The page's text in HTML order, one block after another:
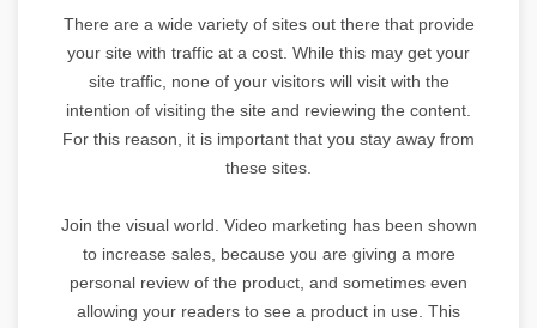
There are a wide variety of sites out there that provide
your site with traffic at a cost. While this may get your
site traffic, none of your visitors will visit with the
intention of visiting the site and reviewing the content.
For this reason, it is important that you stay away from
these sites.
Join the visual world. Video marketing has been shown
to increase sales, because you are giving a more
personal review of the product, and sometimes even
allowing your readers to see a product in use. This